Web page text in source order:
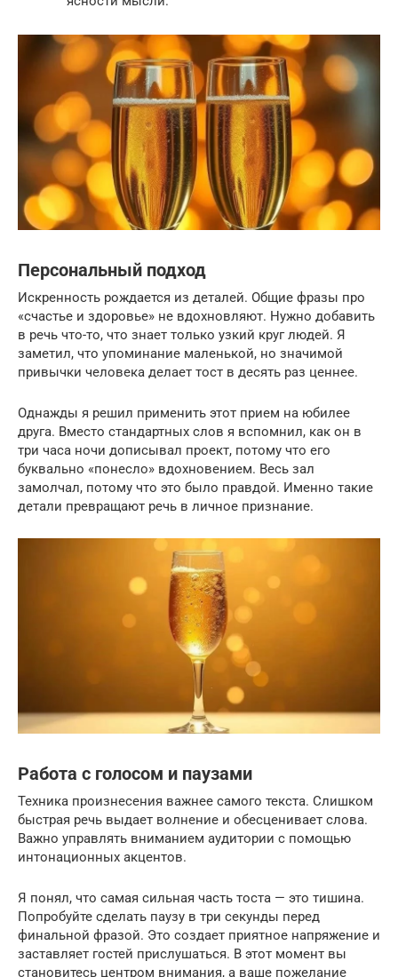
Персональный подход
Искренность рождается из деталей. Общие фразы про
«счастье и здоровье» не вдохновляют. Нужно добавить
в речь что-то, что знает только узкий круг людей. Я
заметил, что упоминание маленькой, но значимой
привычки человека делает тост в десять раз ценнее.
Однажды я решил применить этот прием на юбилее
друга. Вместо стандартных слов я вспомнил, как он в
три часа ночи дописывал проект, потому что его
буквально «понесло» вдохновением. Весь зал
замолчал, потому что это было правдой. Именно такие
детали превращают речь в личное признание.
Работа с голосом и паузами
Техника произнесения важнее самого текста. Слишком
быстрая речь выдает волнение и обесценивает слова.
Важно управлять вниманием аудитории с помощью
интонационных акцентов.
Я понял, что самая сильная часть тоста — это тишина.
Попробуйте сделать паузу в три секунды перед
финальной фразой. Это создает приятное напряжение и
заставляет гостей прислушаться. В этот момент вы
становитесь центром внимания, а ваше пожелание